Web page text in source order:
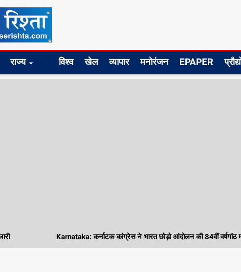
राज्य विश्व खेल व्यापार मनोरंजन EPAPER
Karnataka: कर्नाटक कांग्रेस ने भारत छोड़ो आंदोलन की 84वीं वर्षगांठ मनाई